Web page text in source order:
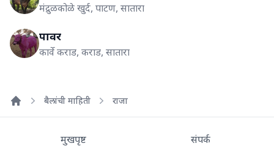
मंद्रुळकोळे खुर्द, पाटण, सातारा
पावर
कार्वे कराड, कराड, सातारा
बैलांची माहिती राजा
मुखपृष्ट
संपर्क